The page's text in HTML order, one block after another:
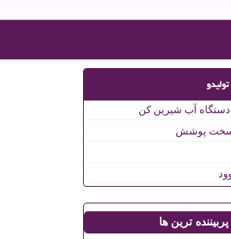
آب شیرین کن
سخت پوشش
پربیننده ترین ها